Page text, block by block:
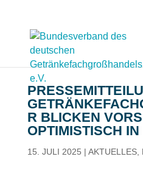
BLICKEN
PTIMISTISCH IN
15. JULI 2025 | AKTUELLES,